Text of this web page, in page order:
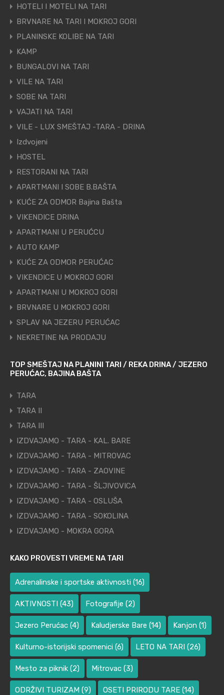
HOTELI I MOTELI NA TARI
BRVNARE NA TARI I MOKROJ GORI
PLANINSKE KOLIBE NA TARI
KAMP
BUNGALOVI NA TARI
VILE NA TARI
SOBE NA TARI
VAJATI NA TARI
VILE - LUX SMEŠTAJ -TARA - DRINA
Izdvojeni
HOSTEL
RESTORANI NA TARI
APARTMANI I SOBE B.BAŠTA
KUĆE ZA ODMOR Bajina Bašta
VIKENDICE DRINA
APARTMANI U PERUĆCU
AUTO KAMP
KUĆE ZA ODMOR PERUĆAC
VIKENDICE U MOKROJ GORI
APARTMANI U MOKROJ GORI
BRVNARE U MOKROJ GORI
SPLAV NA JEZERU PERUĆAC
NEKRETINE NA PRODAJU
TOP SMEŠTAJ NA PLANINI TARI / REKA DRINA / JEZERO
PERUĆAC, BAJINA BAŠTA
TARA
TARA II
TARA III
IZDVAJAMO - TARA - KAL. BARE
IZDVAJAMO - TARA - MITROVAC
IZDVAJAMO - TARA - ZAOVINE
IZDVAJAMO - TARA - ŠLJIVOVICA
IZDVAJAMO - TARA - OSLUŠA
IZDVAJAMO - TARA - SOKOLINA
IZDVAJAMO - MOKRA GORA
KAKO PROVESTI VREME NA TARI
Adrenalinske i sportske aktivnosti (16)
AKTIVNOSTI (43) Fotografije (2)
Jezero Perućac (4) Kaludjerske Bare (14) Kanjon (1)
Kulturno-istorijski spomenici (6) LETO NA TARI (26)
Mesto za piknik (2) Mitrovac (3)
ODRŽIVI TURIZAM (9) OSETI PRIRODU TARE (14)